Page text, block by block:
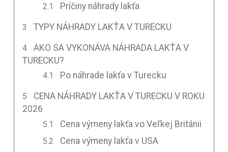
Príčiny náhrady lakťa
TYPY NÁHRADY LAKŤA V TURECKU
AKO SA VYKONÁVA NÁHRADA LAKŤA V
TURECKU?
Po náhrade lakťa v Turecku
CENA NÁHRADY LAKŤA V TURECKU V ROKU
2026
Cena výmeny lakťa vo Veľkej Británii
Cena výmeny lakťa v USA